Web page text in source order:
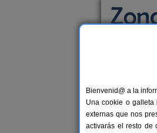
Bienvenid@ a la
Una cookie o galleta
externas que nos
activarás el resto de